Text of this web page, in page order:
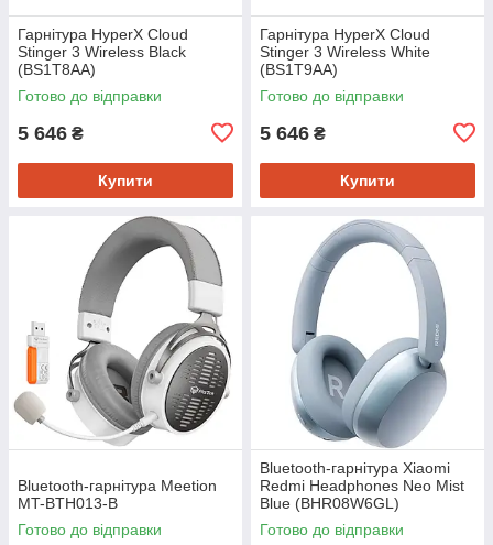
Гарнітура HyperX Cloud
Stinger 3 Wireless Black
(BS1T8AA)
Готово до відправки
5 646 ₴
Купити
Гарнітура HyperX Cloud
Stinger 3 Wireless White
(BS1T9AA)
Готово до відправки
5 646 ₴
Купити
Bluetooth-гарнітура Meetion
MT-BTH013-B
Готово до відправки
Bluetooth-гарнітура Xiaomi
Redmi Headphones Neo Mist
Blue (BHR08W6GL)
Готово до відправки